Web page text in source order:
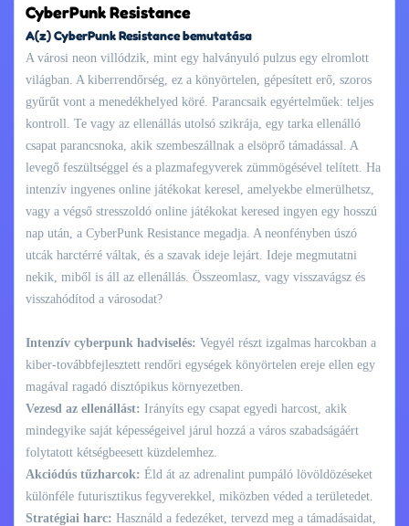
CyberPunk Resistance
A(z) CyberPunk Resistance bemutatása
A városi neon villódzik, mint egy halványuló pulzus egy elromlott
világban. A kiberrendőrség, ez a könyörtelen, gépesített erő, szoros
gyűrűt vont a menedékhelyed köré. Parancsaik egyértelműek: teljes
kontroll. Te vagy az ellenállás utolsó szikrája, egy tarka ellenálló
csapat parancsnoka, akik szembeszállnak a elsöprő támadással. A
levegő feszültséggel és a plazmafegyverek zümmögésével telített. Ha
intenzív ingyenes online játékokat keresel, amelyekbe elmerülhetsz,
vagy a végső stresszoldó online játékokat keresed ingyen egy hosszú
nap után, a CyberPunk Resistance megadja. A neonfényben úszó
utcák harctérré váltak, és a szavak ideje lejárt. Ideje megmutatni
nekik, miből is áll az ellenállás. Összeomlasz, vagy visszavágsz és
visszahódítod a városodat?
Intenzív cyberpunk hadviselés: Vegyél részt izgalmas harcokban a
kiber-továbbfejlesztett rendőri egységek könyörtelen ereje ellen egy
magával ragadó disztópikus környezetben.
Vezesd az ellenállást: Irányíts egy csapat egyedi harcost, akik
mindegyike saját képességeivel járul hozzá a város szabadságáért
folytatott kétségbeesett küzdelemhez.
Akciódús tűzharcok: Éld át az adrenalint pumpáló lövöldözéseket
különféle futurisztikus fegyverekkel, miközben véded a területedet.
Stratégiai harc: Használd a fedezéket, tervezd meg a támadásaidat,